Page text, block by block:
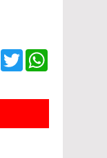
Facebook
Twitter